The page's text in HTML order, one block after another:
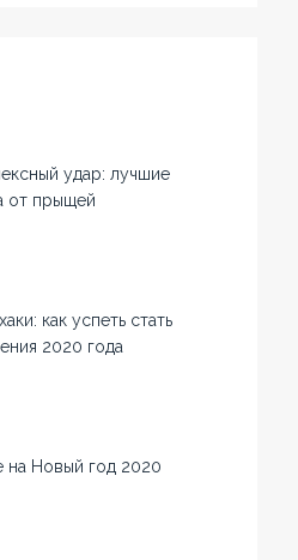
удар: лучшие
от прыщей
как успеть стать
2020 года
на Новый год 2020